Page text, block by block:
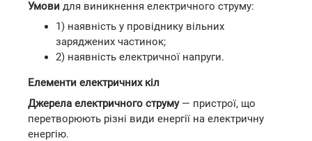
Умови для виникнення електричного струму:
1) наявність у провіднику вільних
заряджених частинок;
2) наявність електричної напруги.
Елементи електричних кіл
Джерела електричного струму— пристрої, що
перетворюють різні види енергії на електричну
енергію.